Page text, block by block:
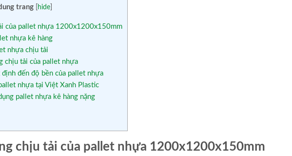
trang hide
của pallet nhựa 1200x1200x150mm
nhựa kê hàng
nhựa chịu tải
chịu tải của pallet nhựa
đến độ bền của pallet nhựa
nhựa tại Việt Xanh Plastic
pallet nhựa kê hàng nặng
chịu tải của pallet nhựa 1200x1200x150mm